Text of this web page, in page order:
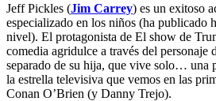
Jeff Pickles (Jim Carrey) es un exitoso
especializado en los niños (ha publicado
nivel). El protagonista de El show de
comedia agridulce a través del personaje
separado de su hija, que vive solo… una
la estrella televisiva que vemos en las
Conan O’Brien (y Danny Trejo).